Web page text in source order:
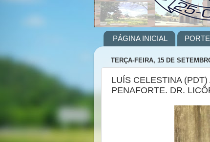
PÁGINA INICIAL
TERÇA-FEIRA, 15 DE
LUÍS CELESTINA
PENAFORTE. DR.